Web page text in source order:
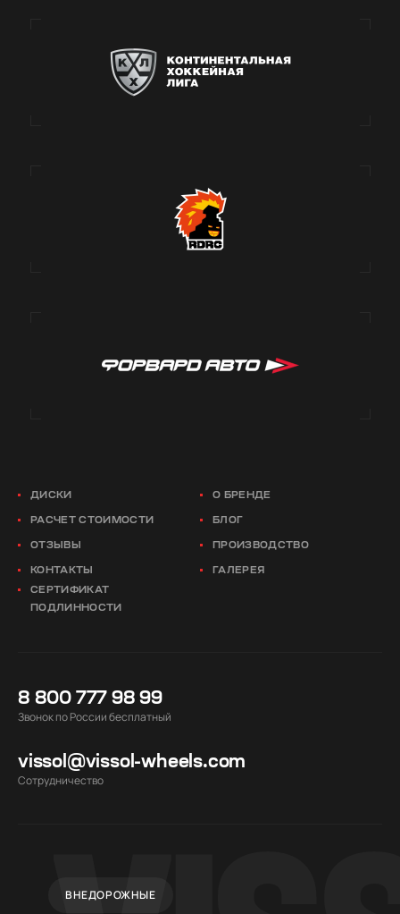
ДИСКИ О БРЕНДЕ
РАСЧЕТ СТОИМОСТИ БЛОГ
ОТЗЫВЫ ПРОИЗВОДСТВО
КОНТАКТЫ
ГАЛЕРЕЯ
СЕРТИФИКАТ
ПОДЛИННОСТИ
8 800 777 98 99
Звонок по России бесплатный
vissol@vissol-wheels.com
Cотрудничество
ВНЕДОРОЖНЫЕ